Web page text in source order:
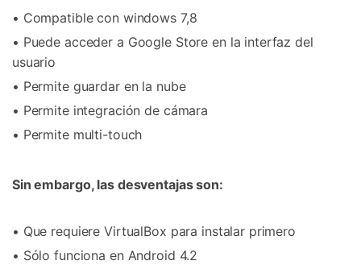
• Compatible con windows 7,8
• Puede acceder a Google Store en la interfaz del
usuario
• Permite guardar en la nube
• Permite integración de cámara
• Permite multi-touch
Sin embargo, las desventajas son:
• Que requiere VirtualBox para instalar primero
• Sólo funciona en Android 4.2